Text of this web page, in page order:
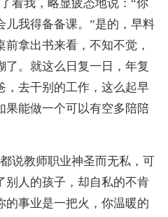
看我，略显疲态地说：“你
儿我得备备课。”是的，早料
拿出书来看，不知不觉，
了。就这么日复一日，年复
，去干别的工作，这么起早
果能做一个可以有空多陪陪
教师职业神圣而无私，可
别人的孩子，却自私的不肯
的事业是一把火，你温暖的